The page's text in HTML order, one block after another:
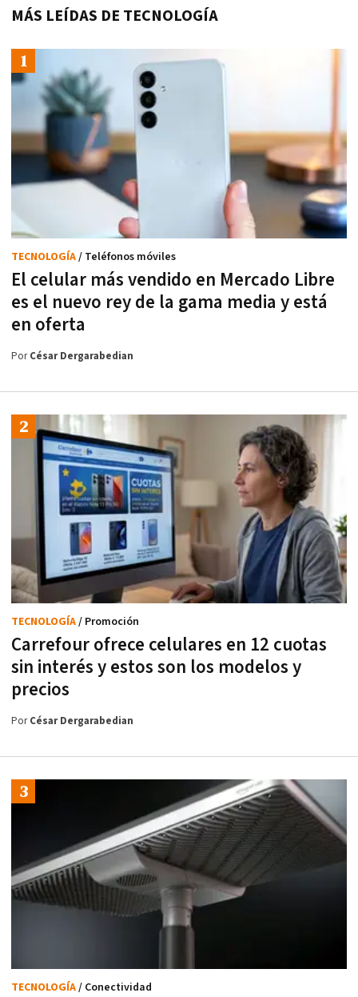
MÁS LEÍDAS DE TECNOLOGÍA
El celular más vendido en Mercado Libre
es el nuevo rey de la gama media y está
en oferta
TECNOLOGÍA/ Teléfonos móviles
PorCésar Dergarabedian
Carrefour ofrece celulares en 12 cuotas
sin interés y estos son los modelos y
precios
TECNOLOGÍA/ Promoción
PorCésar Dergarabedian
TECNOLOGÍA/ Conectividad